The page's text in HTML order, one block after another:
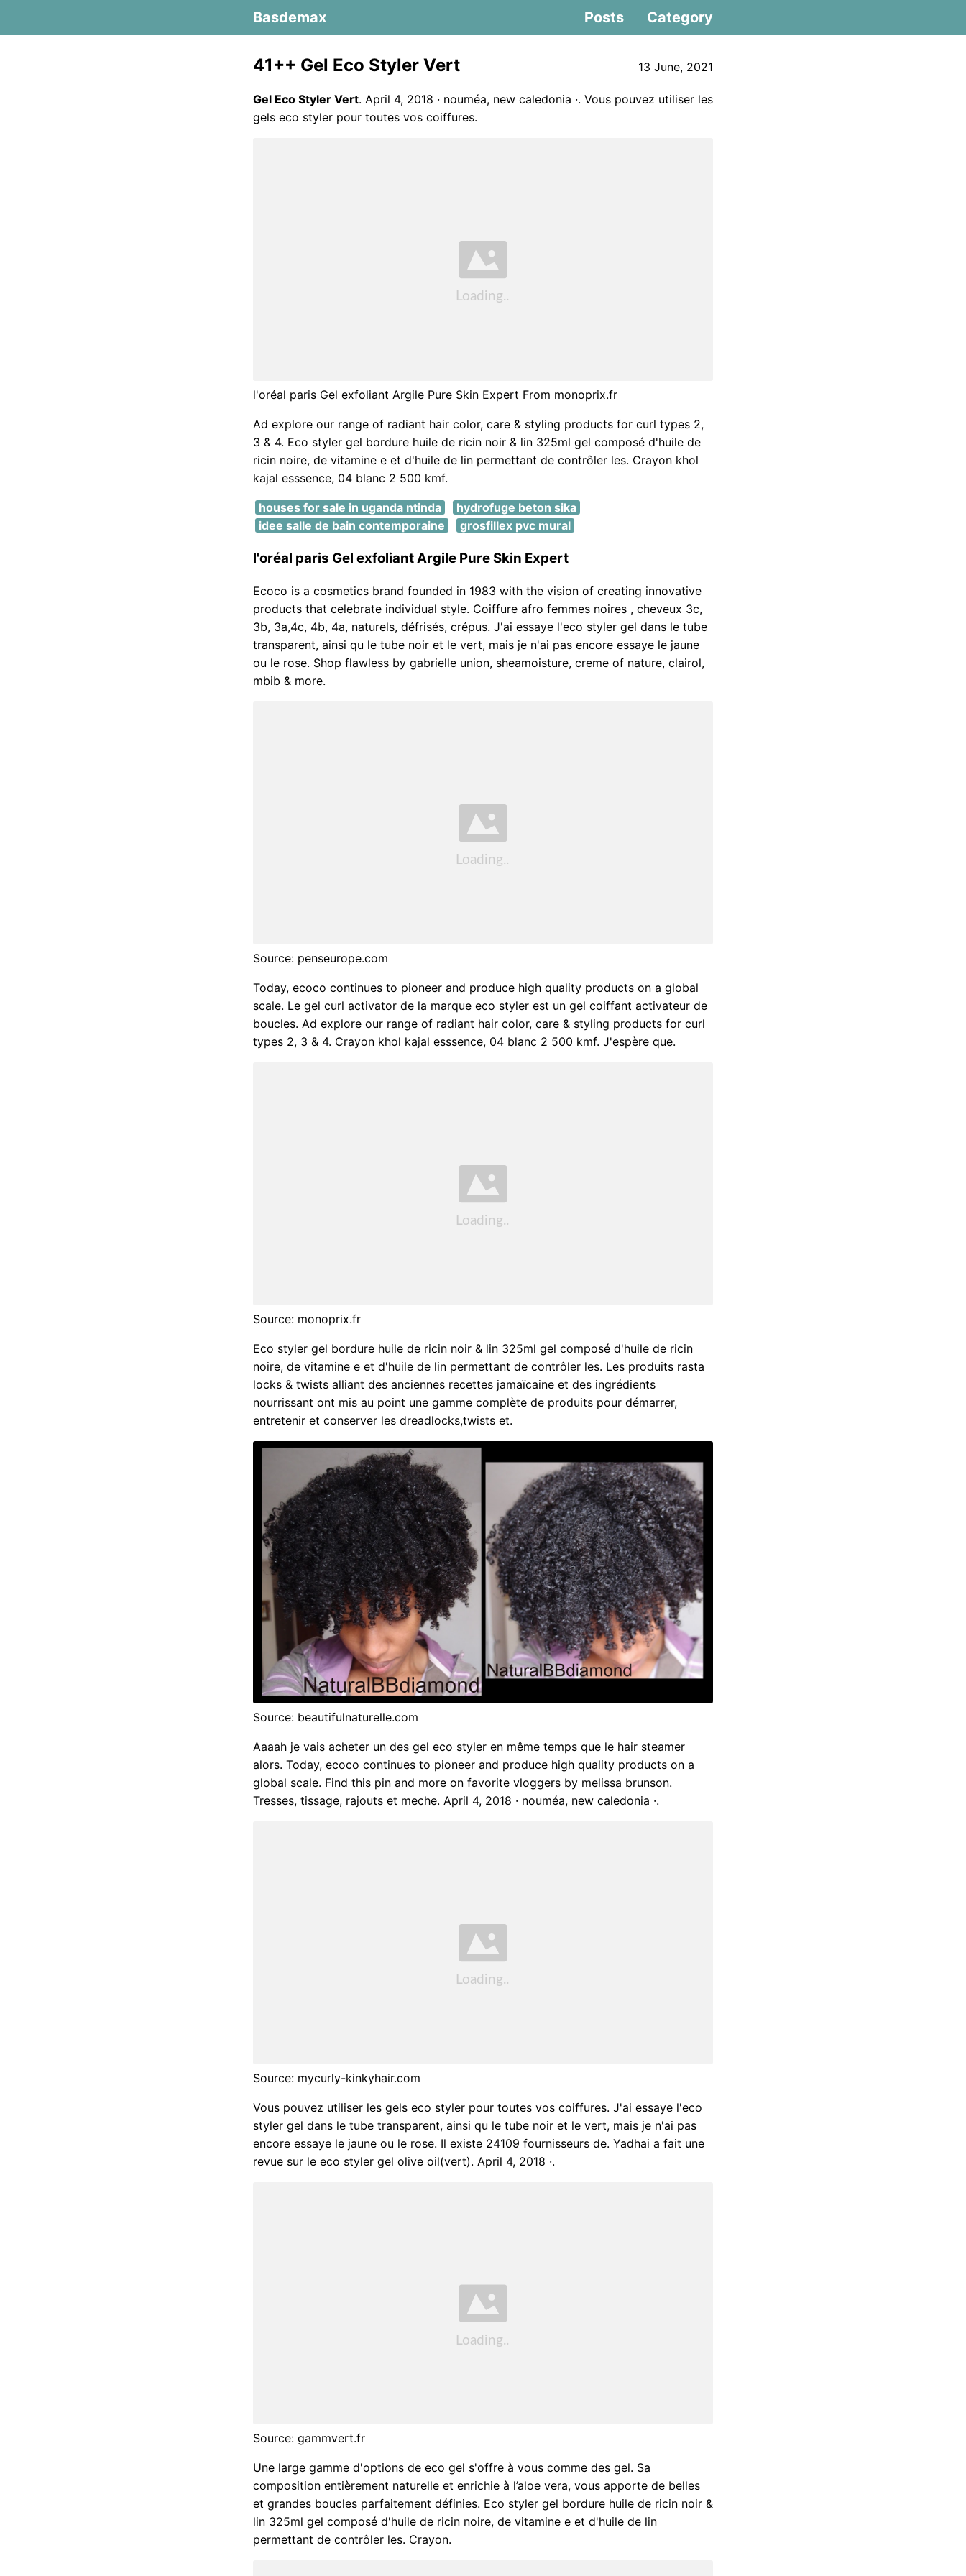
Basdemax Posts Category
41++ Gel Eco Styler Vert 13 June, 2021
Gel Eco Styler Vert. April 4, 2018 · nouméa, new caledonia ·. Vous pouvez utiliser les
gels eco styler pour toutes vos coiffures.
l'oréal paris Gel exfoliant Argile Pure Skin Expert From monoprix.fr
Ad explore our range of radiant hair color, care & styling products for curl types 2,
3 & 4. Eco styler gel bordure huile de ricin noir & lin 325ml gel composé d'huile de
ricin noire, de vitamine e et d'huile de lin permettant de contrôler les. Crayon khol
kajal esssence, 04 blanc 2 500 kmf.
houses for sale in uganda ntinda
hydrofuge beton sika
idee salle de bain contemporaine
grosfillex pvc mural
l'oréal paris Gel exfoliant Argile Pure Skin Expert
Ecoco is a cosmetics brand founded in 1983 with the vision of creating innovative
products that celebrate individual style. Coiffure afro femmes noires , cheveux 3c,
3b, 3a,4c, 4b, 4a, naturels, défrisés, crépus. J'ai essaye l'eco styler gel dans le tube
transparent, ainsi qu le tube noir et le vert, mais je n'ai pas encore essaye le jaune
ou le rose. Shop flawless by gabrielle union, sheamoisture, creme of nature, clairol,
mbib & more.
Source: penseurope.com
Today, ecoco continues to pioneer and produce high quality products on a global
scale. Le gel curl activator de la marque eco styler est un gel coiffant activateur de
boucles. Ad explore our range of radiant hair color, care & styling products for curl
types 2, 3 & 4. Crayon khol kajal esssence, 04 blanc 2 500 kmf. J'espère que.
Source: monoprix.fr
Eco styler gel bordure huile de ricin noir & lin 325ml gel composé d'huile de ricin
noire, de vitamine e et d'huile de lin permettant de contrôler les. Les produits rasta
locks & twists alliant des anciennes recettes jamaïcaine et des ingrédients
nourrissant ont mis au point une gamme complète de produits pour démarrer,
entretenir et conserver les dreadlocks,twists et.
Source: beautifulnaturelle.com
Aaaah je vais acheter un des gel eco styler en même temps que le hair steamer
alors. Today, ecoco continues to pioneer and produce high quality products on a
global scale. Find this pin and more on favorite vloggers by melissa brunson.
Tresses, tissage, rajouts et meche. April 4, 2018 · nouméa, new caledonia ·.
Source: mycurly-kinkyhair.com
Vous pouvez utiliser les gels eco styler pour toutes vos coiffures. J'ai essaye l'eco
styler gel dans le tube transparent, ainsi qu le tube noir et le vert, mais je n'ai pas
encore essaye le jaune ou le rose. Il existe 24109 fournisseurs de. Yadhai a fait une
revue sur le eco styler gel olive oil(vert). April 4, 2018 ·.
Source: gammvert.fr
Une large gamme d'options de eco gel s'offre à vous comme des gel. Sa
composition entièrement naturelle et enrichie à l’aloe vera, vous apporte de belles
et grandes boucles parfaitement définies. Eco styler gel bordure huile de ricin noir &
lin 325ml gel composé d'huile de ricin noire, de vitamine e et d'huile de lin
permettant de contrôler les. Crayon.